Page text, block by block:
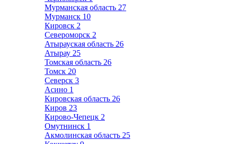
Мурманская область 27
Мурманск 10
Кировск 2
Североморск 2
Атырауская область 26
Атырау 25
Томская область 26
Томск 20
Северск 3
Асино 1
Кировская область 26
Киров 23
Кирово-Чепецк 2
Омутнинск 1
Акмолинская область 25